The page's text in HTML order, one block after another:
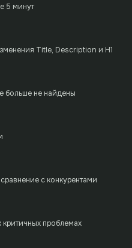
5 минут
Title, Description и H1
больше не найдены
с конкурентами
проблемах